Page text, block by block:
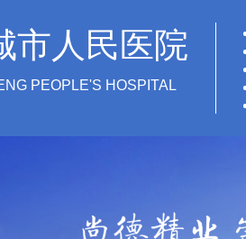
市人民医院
PEOPLE'S HOSPITAL